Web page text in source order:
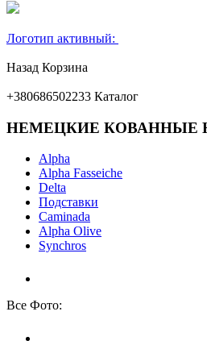
Логотип активный:
Назад Корзина
+380686502233 Каталог
НЕМЕЦКИЕ КОВАННЫЕ
Alpha
Alpha Fasseiche
Delta
Подставки
Caminada
Alpha Olive
Synchros
Все Фото: